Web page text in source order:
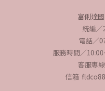
富俐達
統編／
電話／
服務時間／
客服專
信箱